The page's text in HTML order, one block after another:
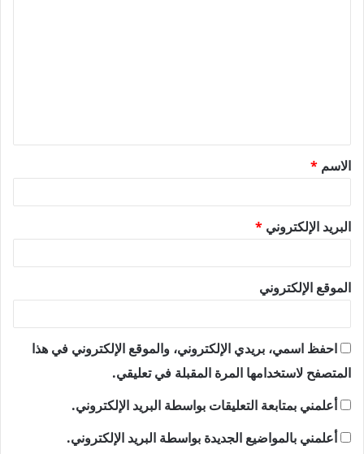
ق
*
الاسم *
البريد الإلكتروني *
الموقع الإلكتروني
احفظ اسمي، بريدي الإلكتروني، والموقع الإلكتروني في هذا
المتصفح لاستخدامها المرة المقبلة في تعليقي.
أعلمني بمتابعة التعليقات بواسطة البريد الإلكتروني.
أعلمني بالمواضيع الجديدة بواسطة البريد الإلكتروني.